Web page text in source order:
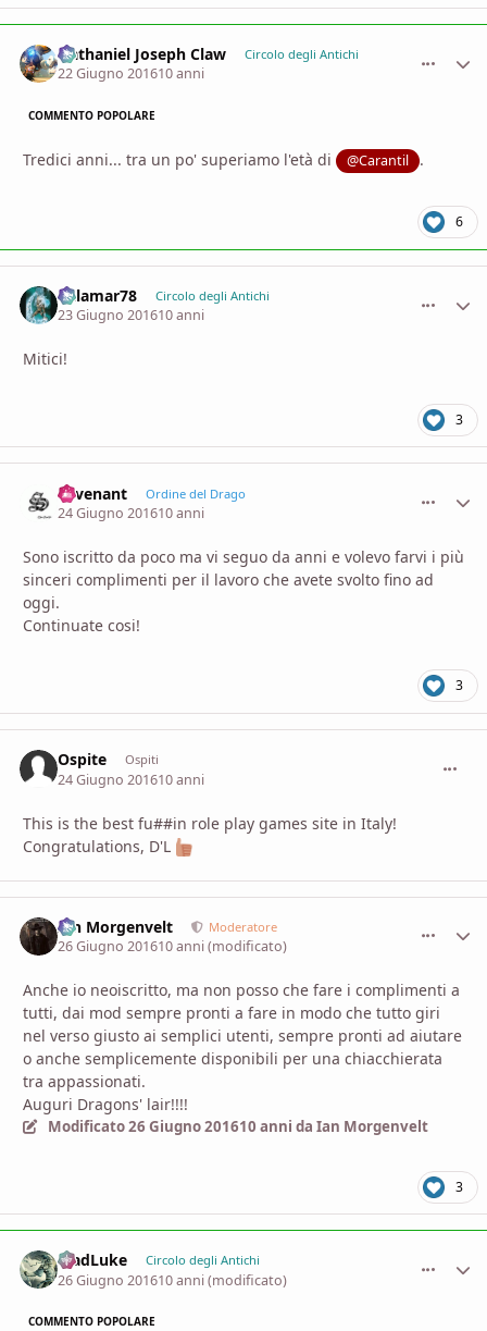
Nathaniel Joseph Claw Circolo degli Antichi
22 Giugno 201610 anni
COMMENTO POPOLARE
Tredici anni... tra un po' superiamo l'età di @Carantil .
6
dalamar78 Circolo degli Antichi
23 Giugno 201610 anni
Mitici!
3
covenant Ordine del Drago
24 Giugno 201610 anni
Sono iscritto da poco ma vi seguo da anni e volevo farvi i più
sinceri complimenti per il lavoro che avete svolto fino ad
oggi.
Continuate cosi!
3
Ospite Ospiti
24 Giugno 201610 anni
This is the best fu##in role play games site in Italy!
Congratulations, D'L
Ian Morgenvelt Moderatore
26 Giugno 201610 anni(modificato)
Anche io neoiscritto, ma non posso che fare i complimenti a
tutti, dai mod sempre pronti a fare in modo che tutto giri
nel verso giusto ai semplici utenti, sempre pronti ad aiutare
o anche semplicemente disponibili per una chiacchierata
tra appassionati.
Auguri Dragons' lair!!!!
Modificato26 Giugno 201610 anni da Ian Morgenvelt
3
MadLuke Circolo degli Antichi
26 Giugno 201610 anni(modificato)
COMMENTO POPOLARE